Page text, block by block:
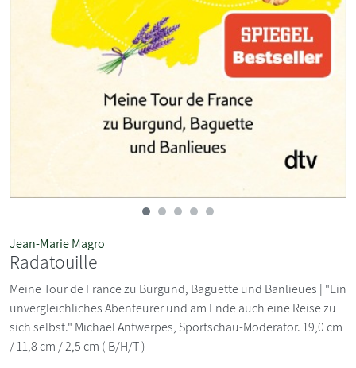
Jean-Marie Magro
Radatouille
Meine Tour de France zu Burgund, Baguette und Banlieues | "Ein
unvergleichliches Abenteurer und am Ende auch eine Reise zu
sich selbst." Michael Antwerpes, Sportschau-Moderator. 19,0 cm
/ 11,8 cm / 2,5 cm ( B/H/T )